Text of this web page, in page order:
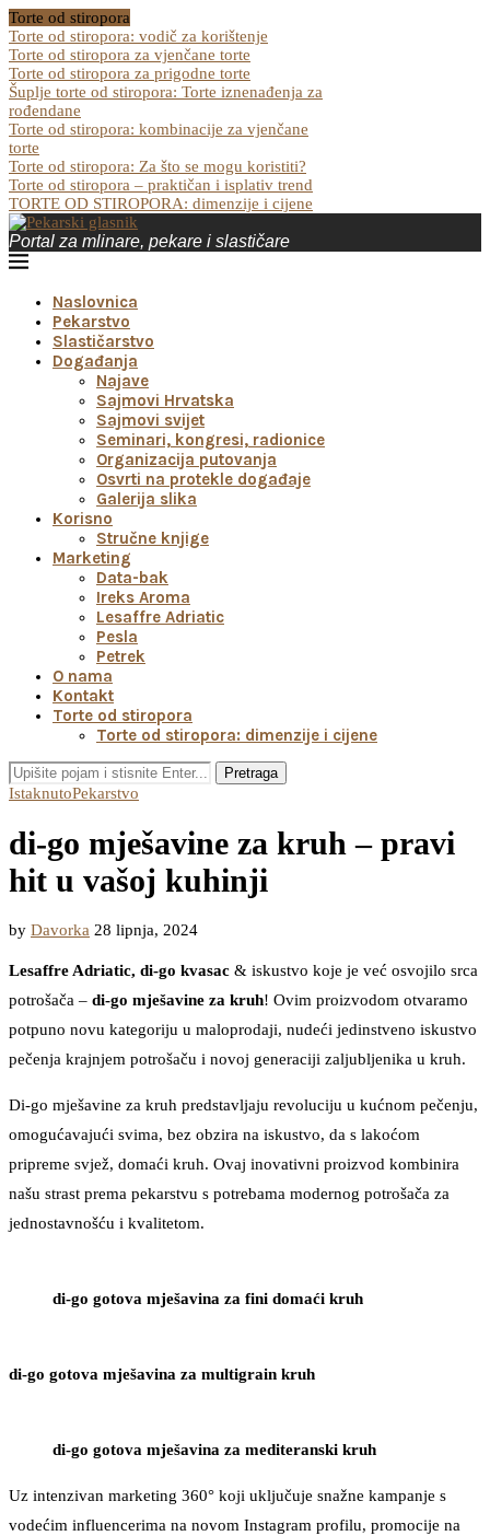
Torte od stiropora
Torte od stiropora: vodič za korištenje
Torte od stiropora za vjenčane torte
Torte od stiropora za prigodne torte
Šuplje torte od stiropora: Torte iznenađenja za
rođendane
Torte od stiropora: kombinacije za vjenčane
torte
Torte od stiropora: Za što se mogu koristiti?
Torte od stiropora – praktičan i isplativ trend
TORTE OD STIROPORA: dimenzije i cijene
Portal za mlinare, pekare i slastičare
Naslovnica
Pekarstvo
Slastičarstvo
Događanja
Najave
Sajmovi Hrvatska
Sajmovi svijet
Seminari, kongresi, radionice
Organizacija putovanja
Osvrti na protekle događaje
Galerija slika
Korisno
Stručne knjige
Marketing
Data-bak
Ireks Aroma
Lesaffre Adriatic
Pesla
Petrek
O nama
Kontakt
Torte od stiropora
Torte od stiropora: dimenzije i cijene
Pretraga
IstaknutoPekarstvo
di-go mješavine za kruh – pravi
hit u vašoj kuhinji
by Davorka 28 lipnja, 2024
Lesaffre Adriatic, di-go kvasac & iskustvo koje je već osvojilo srca
potrošača – di-go mješavine za kruh! Ovim proizvodom otvaramo
potpuno novu kategoriju u maloprodaji, nudeći jedinstveno iskustvo
pečenja krajnjem potrošaču i novoj generaciji zaljubljenika u kruh.
Di-go mješavine za kruh predstavljaju revoluciju u kućnom pečenju,
omogućavajući svima, bez obzira na iskustvo, da s lakoćom
pripreme svjež, domaći kruh. Ovaj inovativni proizvod kombinira
našu strast prema pekarstvu s potrebama modernog potrošača za
jednostavnošću i kvalitetom.
di-go gotova mješavina za fini domaći kruh
di-go gotova mješavina za multigrain kruh
di-go gotova mješavina za mediteranski kruh
Uz intenzivan marketing 360° koji uključuje snažne kampanje s
vodećim influencerima na novom Instagram profilu, promocije na